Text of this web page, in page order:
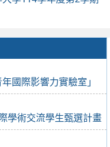
國際影響力實驗室」
學術交流學生甄選計畫